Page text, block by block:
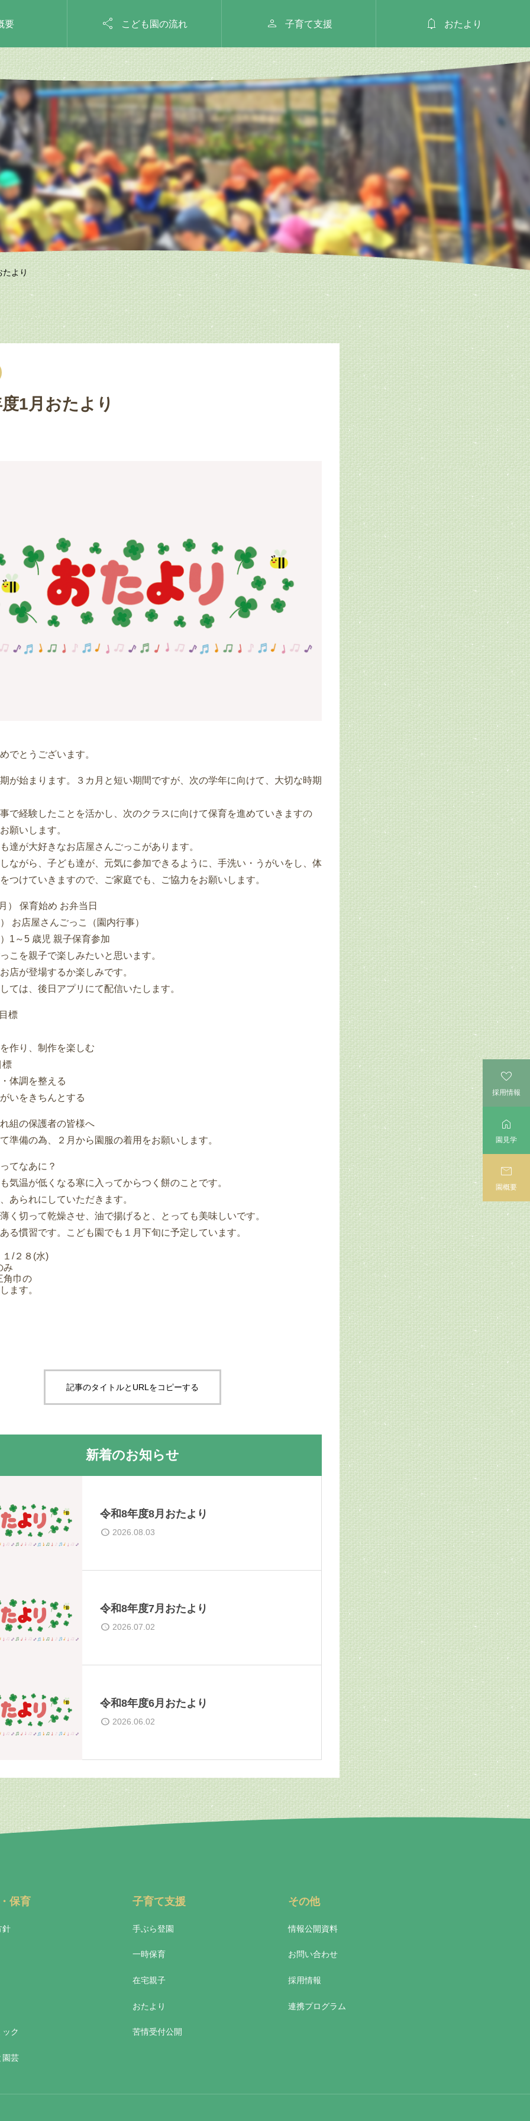
要  こども園の流れ  子育て支援  おたより
より
1月おたより
でとうございます。
が始まります。３カ月と短い期間ですが、次の学年に向けて、大切な時期
で経験したことを活かし、次のクラスに向けて保育を進めていきますの
願いします。
達が大好きなお店屋さんごっこがあります。
ながら、子ども達が、元気に参加できるように、手洗い・うがいをし、体
つけていきますので、ご家庭でも、ご協力をお願いします。
） 保育始め お弁当日
お店屋さんごっこ（園内行事）
1～5 歳児 親子保育参加
こを親子で楽しみたいと思います。
店が登場するか楽しみです。
ては、後日アプリにて配信いたします。
標
作り、制作を楽しむ
標
体調を整える
いをきちんとする
組の保護者の皆様へ
準備の為、２月から園服の着用をお願いします。
てなあに？
気温が低くなる寒に入ってからつく餅のことです。
あられにしていただきます。
く切って乾燥させ、油で揚げると、とっても美味しいです。
る慣習です。こども園でも１月下旬に予定しています。
/２８(水)
み
角巾の
ます。
記事のタイトルとURLをコピーする
新着のお知らせ
令和8年度8月おたより
2026.08.03
令和8年度7月おたより
2026.07.02
令和8年度6月おたより
2026.06.02
保育
針
ク
園芸
子育て支援
手ぶら登園
一時保育
在宅親子
おたより
苦情受付公開
その他
情報公開資料
お問い合わせ
採用情報
連携プログラム

採用情報

園見学

園概要